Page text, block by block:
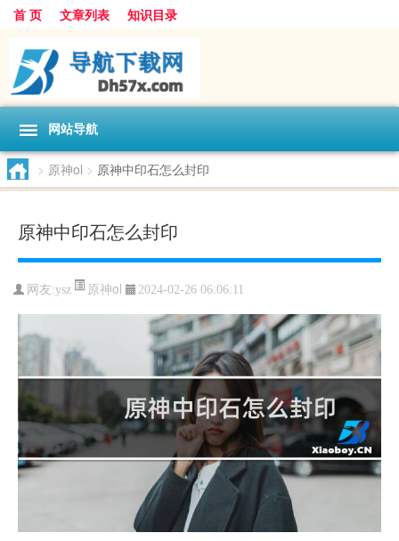
首 页 文章列表 知识目录
网站导航
> 原神ol > 原神中印石怎么封印
原神中印石怎么封印
网友:ysz 原神ol 2024-02-26 06:06:11